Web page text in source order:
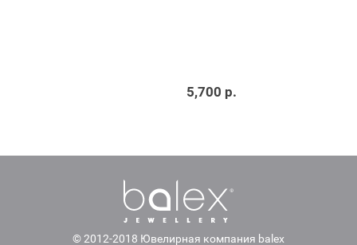
5,700 р.
© 2012-2018 Ювелирная компания balex